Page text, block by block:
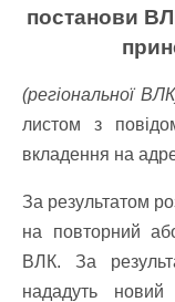
постанови
(регіональної
листом з
вкладення на
За результатом
на повторний
ВЛК. За
нададуть